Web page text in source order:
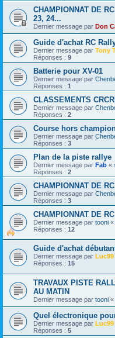
CHAMPIONNAT DE
23, 24...
Dernier message par Don
Guide d'achat RC
Dernier message par Tony
Réponses : 9
Batterie pour XV-01
Dernier message par
Réponses : 1
CLASSEMENTS
Dernier message par
Réponses : 2
Course hors
Dernier message par
Réponses : 3
Plan de la piste rallye
Dernier message par Fab «
Réponses : 2
CHAMPIONNAT DE
Dernier message par
Réponses : 3
CHAMPIONNAT DE
Dernier message par tooni «
Réponses : 12
Guide d'achat
Dernier message par Luc99
Réponses : 15
TRAVAUX PISTE
AU MATIN
Dernier message par tooni «
Quel électronique
Dernier message par Luc99
Réponses : 5